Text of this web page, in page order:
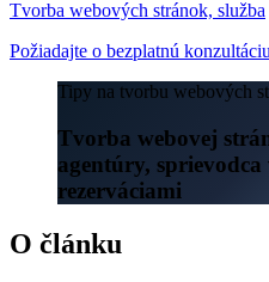
Tvorba webových stránok, služba
Požiadajte o bezplatnú konzultáciu
Tipy na tvorbu webových
Tvorba webovej
agentúry,
rezerváciami
O článku